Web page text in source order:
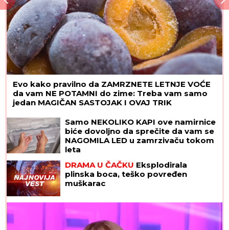
Evo kako pravilno da ZAMRZNETE LETNJE VOĆE
da vam NE POTAMNI do zime: Treba vam samo
jedan MAGIČAN SASTOJAK I OVAJ TRIK
Samo NEKOLIKO KAPI ove namirnice
biće dovoljno da sprečite da vam se
NAGOMILA LED u zamrzivaču tokom
leta
DRAMA U ČAČKU Eksplodirala
plinska boca, teško povređen
muškarac